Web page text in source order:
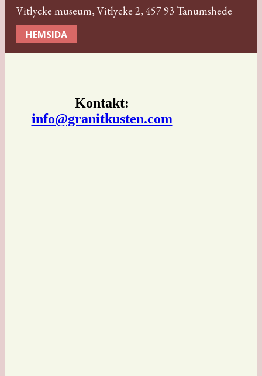
Vitlycke museum, Vitlycke 2, 457 93 Tanumshede
HEMSIDA
Kontakt:
info@granitkusten.com